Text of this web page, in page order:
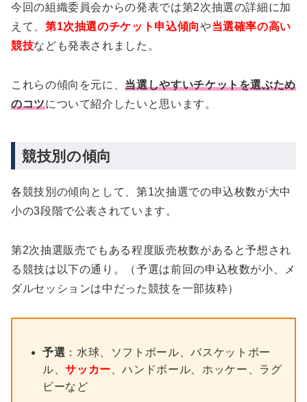
今回の組織委員会からの発表では第2次抽選の詳細に加
えて、 第1次抽選のチケット申込傾向や当選確率の高い
競技なども発表されました。
これらの傾向を元に、当選しやすいチケットを選ぶため
のコツについて紹介したいと思います。
競技別の傾向
各競技別の傾向として、第1次抽選での申込枚数が大中
小の3段階で公表されています。
第2次抽選販売でもある程度販売枚数があると予想され
る競技は以下の通り。（予選は前回の申込枚数が小、メ
ダルセッションは中だった競技を一部抜粋）
予選 ：水球、ソフトボール、バスケットボー
ル、サッカー 、ハンドボール、ホッケー、ラグ
ビーなど